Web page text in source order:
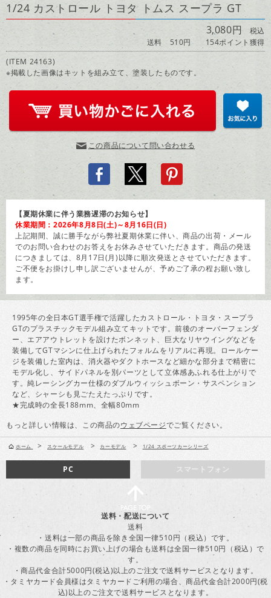
1/24 カストロール トヨタ トムス スープラ GT
3,080円 税込
送料 510円
154ポイント獲得
(ITEM 24163)
※掲載した画像はキットを組み立て、塗装したものです。
この商品について問い合わせる
【夏期休業に伴う業務遅滞のお知らせ】
休業期間：2026年8月8日(土)～8月16日(日)
上記期間、誠に勝手ながら弊社夏期休業に伴い、商品の出荷・メール
でのお問い合わせのお答えをお休みさせていただきます。商品の発送
につきましては、8月17日(月)以降に順次発送とさせていただきます。
ご不便をお掛けし申し訳ございませんが、予めご了承の程お願い致し
ます。
1995年の全日本GT選手権で活躍したカストロール・トヨタ・スープラ
GTのプラスチックモデル組み立てキットです。前後のオーバーフェンダ
ー、エアアウトレットを設けたボンネット、巨大なリヤウイングなどを
装備してGTマシンに仕上げられたフォルムをリアルに再現。ロールケー
ジを装備した室内は、消火器やダクトホースなど細かな部分まで精密に
モデル化し、サイドパネルを別パーツとして立体感あふれる仕上がりで
す。純レーシングカー仕様のダブルウィッシュボーン・サスペンション
など、シャーシも見ごたえたっぷりです。
★完成時の全長188mm、全幅80mm
もっと詳しい情報は、この商品のウェブページでご覧ください。
ホーム > スケールモデル > カーモデル > 1/24 スポーツカーシリーズ
スマートフォン
PC
送料・配送について
送料
・送料は一部の商品を除き全国一律510円（税込）です。
・複数の商品を同時にお買い上げの場合も送料は全国一律510円（税込）で
す。
・商品代金合計5000円(税込)以上のご注文で送料サービスとなります。
・タミヤカード会員様はタミヤカードご利用の場合、商品代金合計2000円(税
込)以上のご注文で送料サービスとなります。